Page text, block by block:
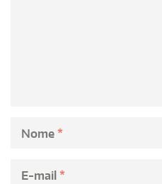
Nome *
E-mail *